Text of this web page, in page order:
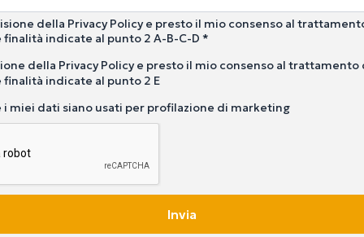
della Privacy Policy e presto il mio consenso al
finalità indicate al punto 2 A-B-C-D *
della Privacy Policy e presto il mio consenso al trattamento
finalità indicate al punto 2 E
miei dati siano usati per profilazione di marketing
Invia